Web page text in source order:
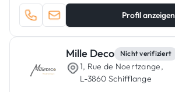
Profil anzeigen
Mille Deco Nicht verifiziert
1, Rue de Noertzange,
L-3860 Schifflange